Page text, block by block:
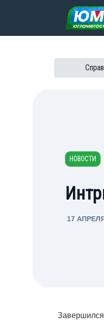
Перейти к
НОВОСТИ
17
Завершился